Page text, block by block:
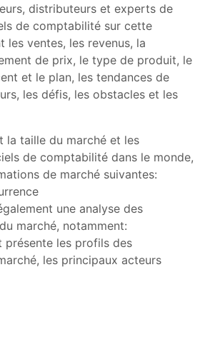
distributeurs et experts de
de comptabilité sur cette
les ventes, les revenus, la
de prix, le type de produit, le
et le plan, les tendances de
les défis, les obstacles et les
la taille du marché et les
de comptabilité dans le monde,
de marché suivantes:
une analyse des
marché, notamment:
présente les profils des
les principaux acteurs